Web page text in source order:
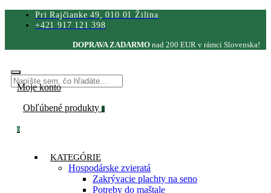
Pri Rajčianke 49, 010 01 Žilina
+421 917 121 398
DOPRAVA ZADARMO nad 200 EUR v rámci Slovenska!
Moje konto
Obľúbené produkty 0
0
KATEGÓRIE
Hospodárske zvieratá
Zakrývacie plachty na seno
Potreby do maštale